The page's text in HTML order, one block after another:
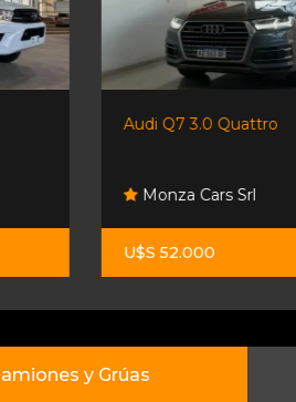
Audi Q7 3.0 Quattro
Monza Cars Srl
y Grúas